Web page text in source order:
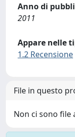
Anno di
2011
Appare nelle
1.2 Recensione
File in questo
Non ci sono file